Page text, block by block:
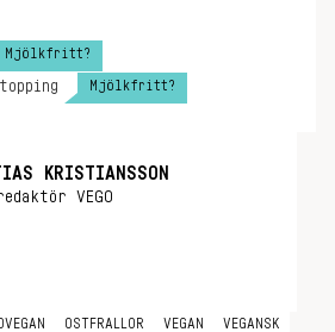
Mjölkfritt?
Mjölkfritt?
KRISTIANSSON
VEGO
OSTFRALLOR VEGAN VEGANSK